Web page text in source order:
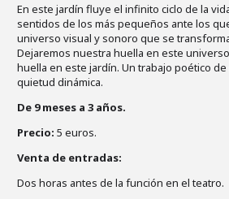
En este jardín fluye el infinito ciclo de la
sentidos de los más pequeños ante los
universo visual y sonoro que se
Dejaremos nuestra huella en este
huella en este jardín. Un trabajo poético
quietud dinámica.
De 9 meses a 3 años.
Precio: 5 euros.
Venta de entradas:
Dos horas antes de la función en el teatro.